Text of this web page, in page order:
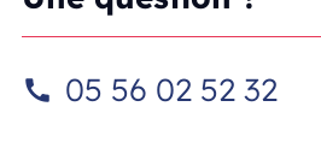
call 05 56 02 52 32